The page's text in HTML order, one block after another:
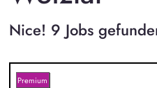
Nice! 9 Jobs
Premium